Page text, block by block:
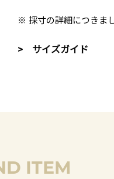
※ 採寸の詳細につきま
> サイズガイド
ITEM